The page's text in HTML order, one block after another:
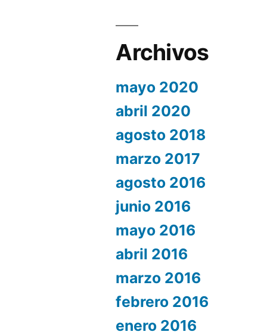
Archivos
mayo 2020
abril 2020
agosto 2018
marzo 2017
agosto 2016
junio 2016
mayo 2016
abril 2016
marzo 2016
febrero 2016
enero 2016